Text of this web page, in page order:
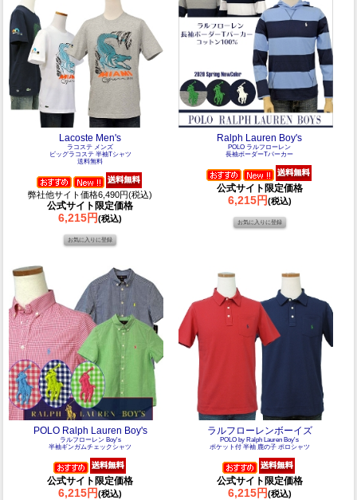
Lacoste Men's
ラコステ メンズ
ビッグラコステ 半袖Tシャツ
送料無料
弊社他サイト価格6,490円(税込)
公式サイト限定価格
6,215円(税込)
Ralph Lauren Boy's
POLO ラルフローレン
長袖ボーダーTパーカー
公式サイト限定価格
6,215円(税込)
POLO Ralph Lauren Boy's
ラルフローレン Boy's
半袖ギンガムチェックシャツ
公式サイト限定価格
6,215円(税込)
ラルフローレンボーイズ
POLO by Ralph Lauren Boy's
ポケット付 半袖 鹿の子 ポロシャツ
公式サイト限定価格
6,215円(税込)